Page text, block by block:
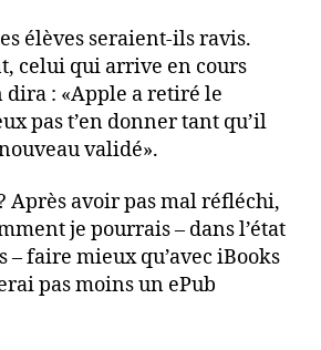
élèves seraient-ils ravis.
celui qui arrive en cours
dira : «Apple a retiré le
pas t’en donner tant qu’il
validé».
Après avoir pas mal réfléchi,
je pourrais – dans l’état
– faire mieux qu’avec iBooks
pas moins un ePub